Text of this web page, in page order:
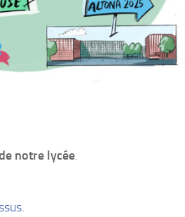
notre lycée.